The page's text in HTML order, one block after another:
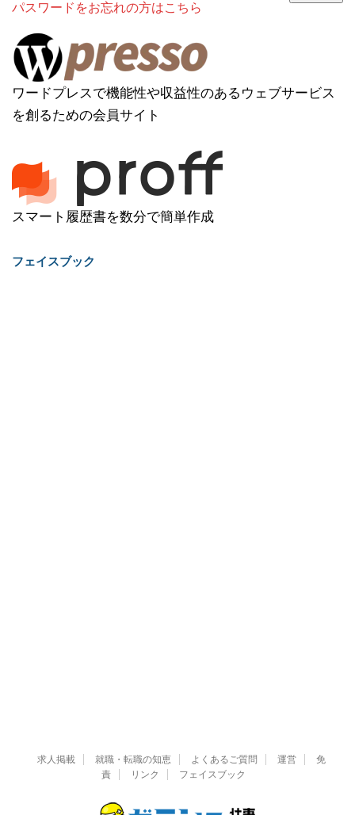
パスワードをお忘れの方はこちら
ワードプレスで機能性や収益性のあるウェブサービス
を創るための会員サイト
スマート履歴書を数分で簡単作成
フェイスブック
求人掲載 就職・転職の知恵 よくあるご質問 運営
免
責
リンク フェイスブック